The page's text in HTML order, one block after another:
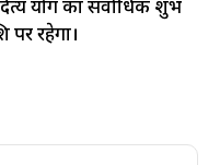
योग का सर्वाधिक शुभ
पर रहेगा।